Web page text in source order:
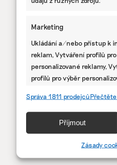
Marketing
Ukládání a/nebo přístup k
reklam, Vytváření profilů
personalizované reklamy,
profilů pro výběr
Přiřazování a kombinování
zařízení, Identifikace
Správa 1811 prodejců
Příjmout
Zásady